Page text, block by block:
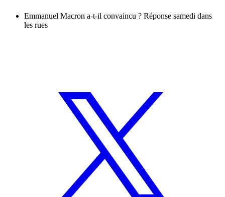
Emmanuel Macron a-t-il convaincu ? Réponse samedi dans
les rues